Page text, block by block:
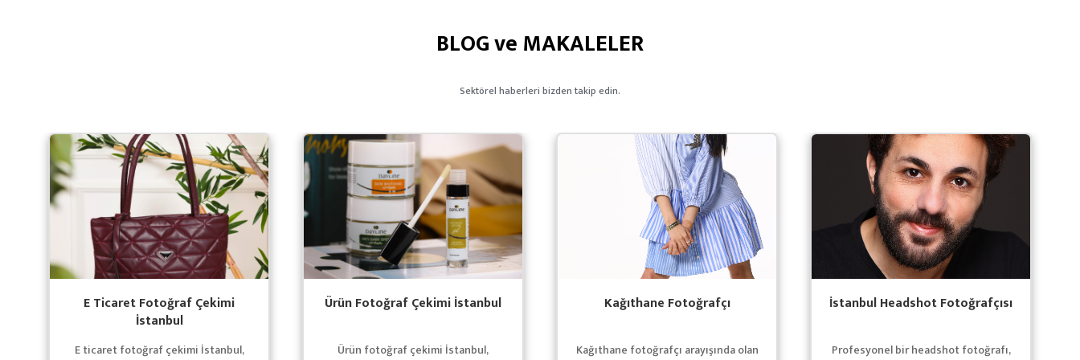
BLOG ve MAKALELER
Sektörel haberleri bizden takip edin.
E Ticaret Fotoğraf Çekimi
İstanbul
E ticaret fotoğraf çekimi İstanbul,
Ürün Fotoğraf Çekimi İstanbul
Ürün fotoğraf çekimi İstanbul,
Kağıthane Fotoğrafçı
Kağıthane fotoğrafçı arayışında olan
İstanbul Headshot Fotoğrafçısı
Profesyonel bir headshot fotoğrafı,